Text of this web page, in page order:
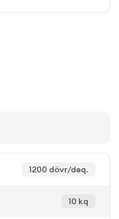
1200 dövr/dəq.
10 kq